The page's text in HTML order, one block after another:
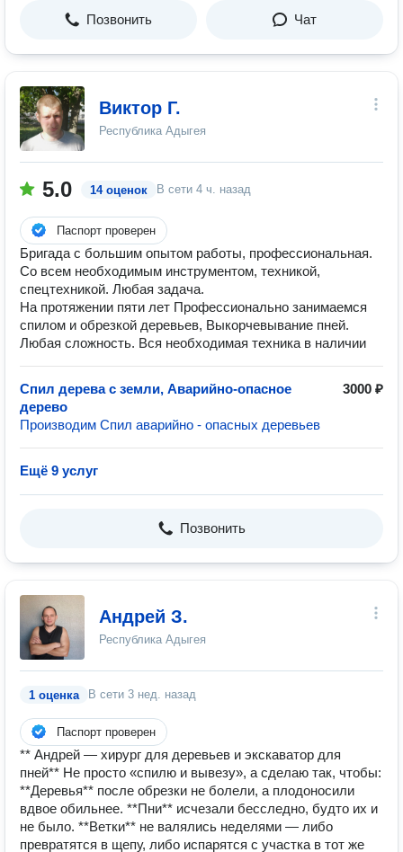
Позвонить Чат
Виктор Г.
Республика Адыгея
5.0 14 оценок В сети 4 ч. назад
Паспорт проверен
Бригада с большим опытом работы, профессиональная.
Со всем необходимым инструментом, техникой,
спецтехникой. Любая задача.
На протяжении пяти лет Профессионально занимаемся
спилом и обрезкой деревьев, Выкорчевывание пней.
Любая сложность. Вся необходимая техника в наличии
Спил дерева с земли, Аварийно-опасное
дерево
3000 ₽
Производим Спил аварийно - опасных деревьев
Ещё 9 услуг
Позвонить
Андрей З.
Республика Адыгея
1 оценка В сети 3 нед. назад
Паспорт проверен
** Андрей — хирург для деревьев и экскаватор для
пней** Не просто «спилю и вывезу», а сделаю так, чтобы:
**Деревья** после обрезки не болели, а плодоносили
вдвое обильнее. **Пни** исчезали бесследно, будто их и
не было. **Ветки** не валялись неделями — либо
превратятся в щепу, либо испарятся с участка в тот же